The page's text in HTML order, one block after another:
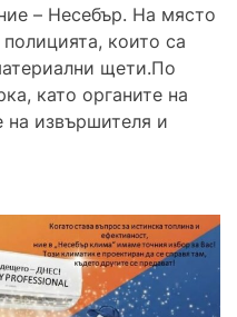
– Несебър. На място
които са
щети.По
като органите на
на извършителя и